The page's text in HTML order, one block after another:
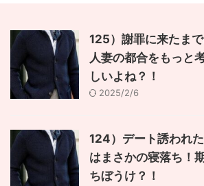
125）謝罪に来たまで
人妻の都合をもっと
しいよね？！
2025/2/6
124）デート誘われ
はまさかの寝落ち！
ちぼうけ？！